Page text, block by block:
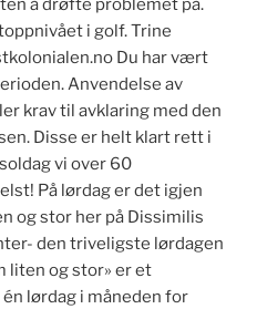
å drøfte problemet på.
i golf. Trine
Du har vært
Anvendelse av
krav til avklaring med den
Disse er helt klart rett i
vi over 60
På lørdag er det igjen
og stor her på Dissimilis
den triveligste lørdagen
liten og stor» er et
lørdag i måneden for